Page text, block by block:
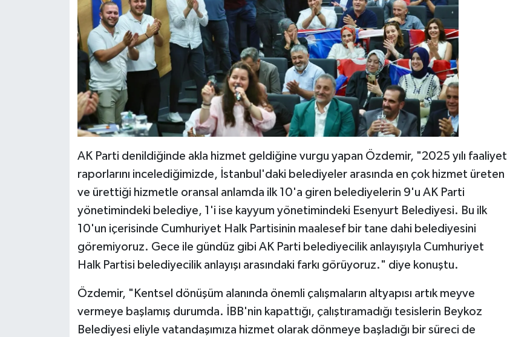
AK Parti denildiğinde akla hizmet geldiğine vurgu yapan Özdemir, "2025 yılı faaliyet
raporlarını incelediğimizde, İstanbul'daki belediyeler arasında en çok hizmet üreten
ve ürettiği hizmetle oransal anlamda ilk 10'a giren belediyelerin 9'u AK Parti
yönetimindeki belediye, 1'i ise kayyum yönetimindeki Esenyurt Belediyesi. Bu ilk
10'un içerisinde Cumhuriyet Halk Partisinin maalesef bir tane dahi belediyesini
göremiyoruz. Gece ile gündüz gibi AK Parti belediyecilik anlayışıyla Cumhuriyet
Halk Partisi belediyecilik anlayışı arasındaki farkı görüyoruz." diye konuştu.
Özdemir, "Kentsel dönüşüm alanında önemli çalışmaların altyapısı artık meyve
vermeye başlamış durumda. İBB'nin kapattığı, çalıştıramadığı tesislerin Beykoz
Belediyesi eliyle vatandaşımıza hizmet olarak dönmeye başladığı bir süreci de